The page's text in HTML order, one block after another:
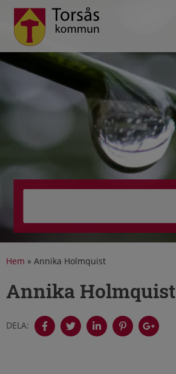
Hem » Annika Holmquist
Annika Holmquist
DELA: